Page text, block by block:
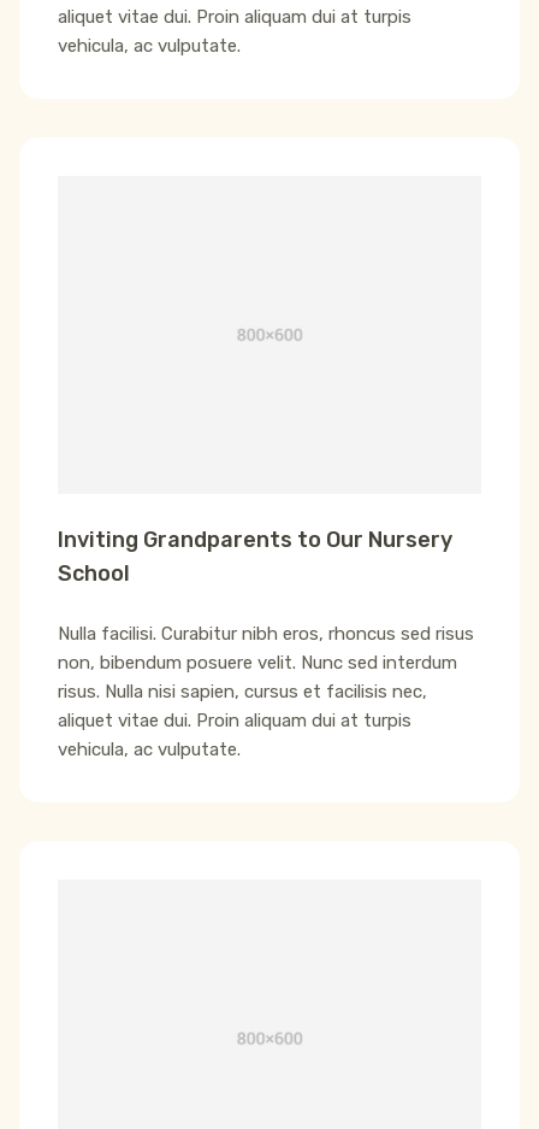
aliquet vitae dui. Proin aliquam dui at turpis
vehicula, ac vulputate.
Inviting Grandparents to Our Nursery
School
Nulla facilisi. Curabitur nibh eros, rhoncus sed risus
non, bibendum posuere velit. Nunc sed interdum
risus. Nulla nisi sapien, cursus et facilisis nec,
aliquet vitae dui. Proin aliquam dui at turpis
vehicula, ac vulputate.